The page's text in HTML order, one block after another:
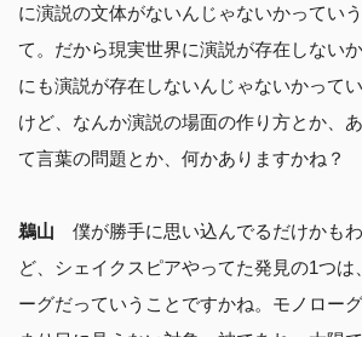
に演説の文体がないんじゃないかってい
て。だから現実世界に演説が存在しない
にも演説が存在しないんじゃないかって
けど、なんか演説の場面の作り方とか、
て言葉の問題とか、何かありますかね？
鵜山 僕が勝手に思い込んでるだけかも
ど、シェイクスピアやってた発見の1つは
ーグだっていうことですかね。モノロー